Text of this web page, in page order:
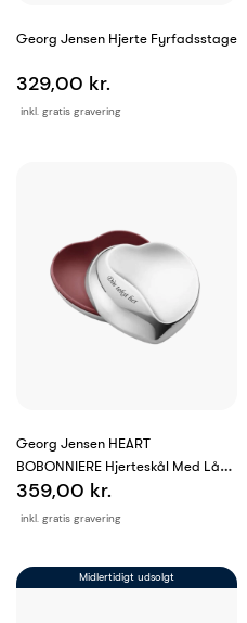
Georg Jensen Hjerte Fyrfadsstage
inkl. gratis gravering
329,00 kr.
Georg Jensen HEART
BOBONNIERE Hjerteskål Med Låg -
Lille
inkl. gratis gravering
359,00 kr.
Midlertidigt udsolgt